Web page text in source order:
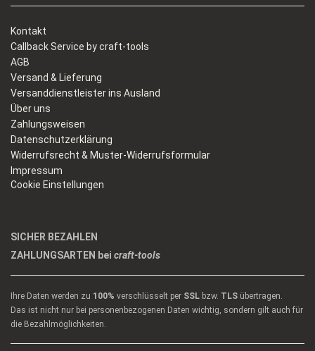
Kontakt
Callback Service by craft-tools
AGB
Versand & Lieferung
Versanddienstleister ins Ausland
Über uns
Zahlungsweisen
Datenschutzerklärung
Widerrufsrecht & Muster-Widerrufsformular
Impressum
Cookie Einstellungen
SICHER BEZAHLEN
ZAHLUNGSARTEN bei craft-tools
Ihre Daten werden zu 100% verschlüsselt per SSL bzw. TLS übertragen.
Das ist nicht nur bei personenbezogenen Daten wichtig, sondern gilt auch für
die Bezahlmöglichkeiten.